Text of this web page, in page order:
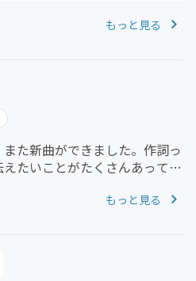
もっと見る
た新曲ができました。作詞っ
たいことがたくさんあって、
直しました。世界観、ちゃん
もっと見る